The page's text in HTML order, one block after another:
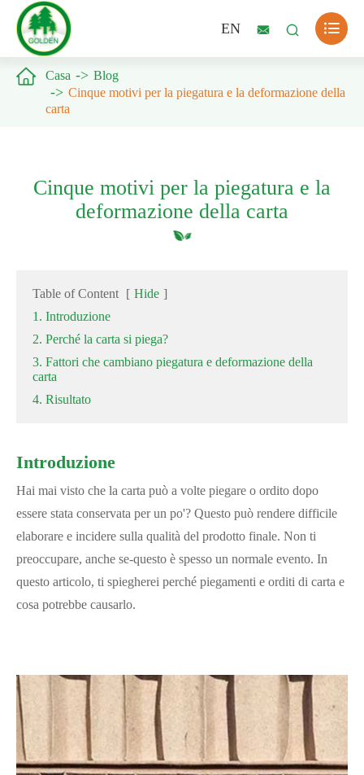
EN   
 Casa
Blog
Cinque motivi per la piegatura e la deformazione della
carta
Cinque motivi per la piegatura e la
deformazione della carta
Table of Content [ Hide ]
1. Introduzione
2. Perché la carta si piega?
3. Fattori che cambiano piegatura e deformazione della
carta
4. Risultato
Introduzione
Hai mai visto che la carta può a volte piegare o ordito dopo
essere stata conservata per un po'? Questo può rendere difficile
elaborare e incidere sulla qualità del prodotto finale. Non ti
preoccupare, anche se-questo è spesso un normale evento. In
questo articolo, ti spiegherei perché piegamenti e orditi di carta e
cosa potrebbe causarlo.